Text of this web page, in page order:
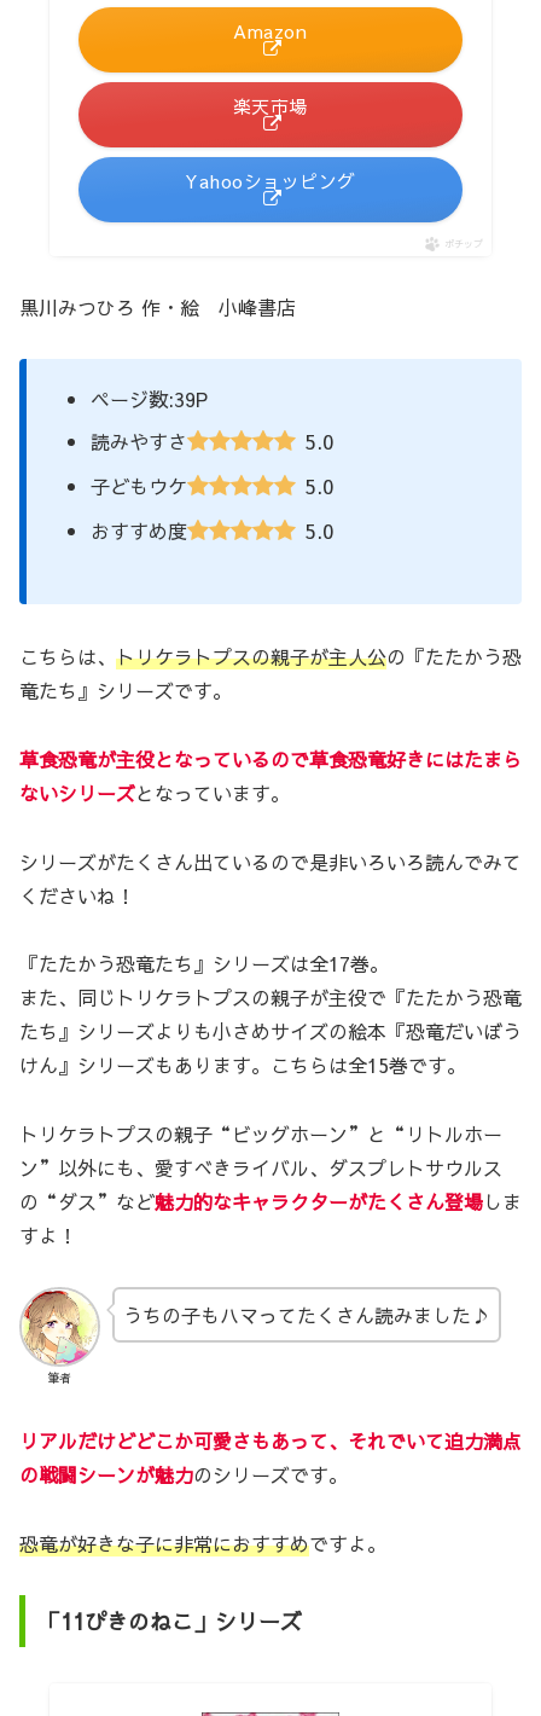
Amazon
楽天市場
Yahooショッピング
ポチップ
黒川みつひろ 作・絵 小峰書店
ページ数:39P
読みやすさ
5.0
子どもウケ 5.0
おすすめ度 5.0
こちらは、 トリケラトプスの親子が主人公の『たたかう恐
竜たち』シリーズです。
草食恐竜が主役となっているので草食恐竜好きにはたまら
ないシリーズとなっています。
シリーズがたくさん出ているので是非いろいろ読んでみて
くださいね！
『たたかう恐竜たち』シリーズは全17巻。
また、同じトリケラトプスの親子が主役で『たたかう恐竜
たち』シリーズよりも小さめサイズの絵本『恐竜だいぼう
けん』シリーズもあります。こちらは全15巻です。
トリケラトプスの親子“ビッグホーン”と“リトルホー
ン”以外にも、愛すべきライバル、ダスプレトサウルス
の“ダス”など魅力的なキャラクターがたくさん登場しま
すよ！
筆者
うちの子もハマってたくさん読みました♪
リアルだけどどこか可愛さもあって、それでいて迫力満点
の戦闘シーンが魅力のシリーズです。
恐竜が好きな子に非常におすすめですよ。
「11ぴきのねこ」シリーズ